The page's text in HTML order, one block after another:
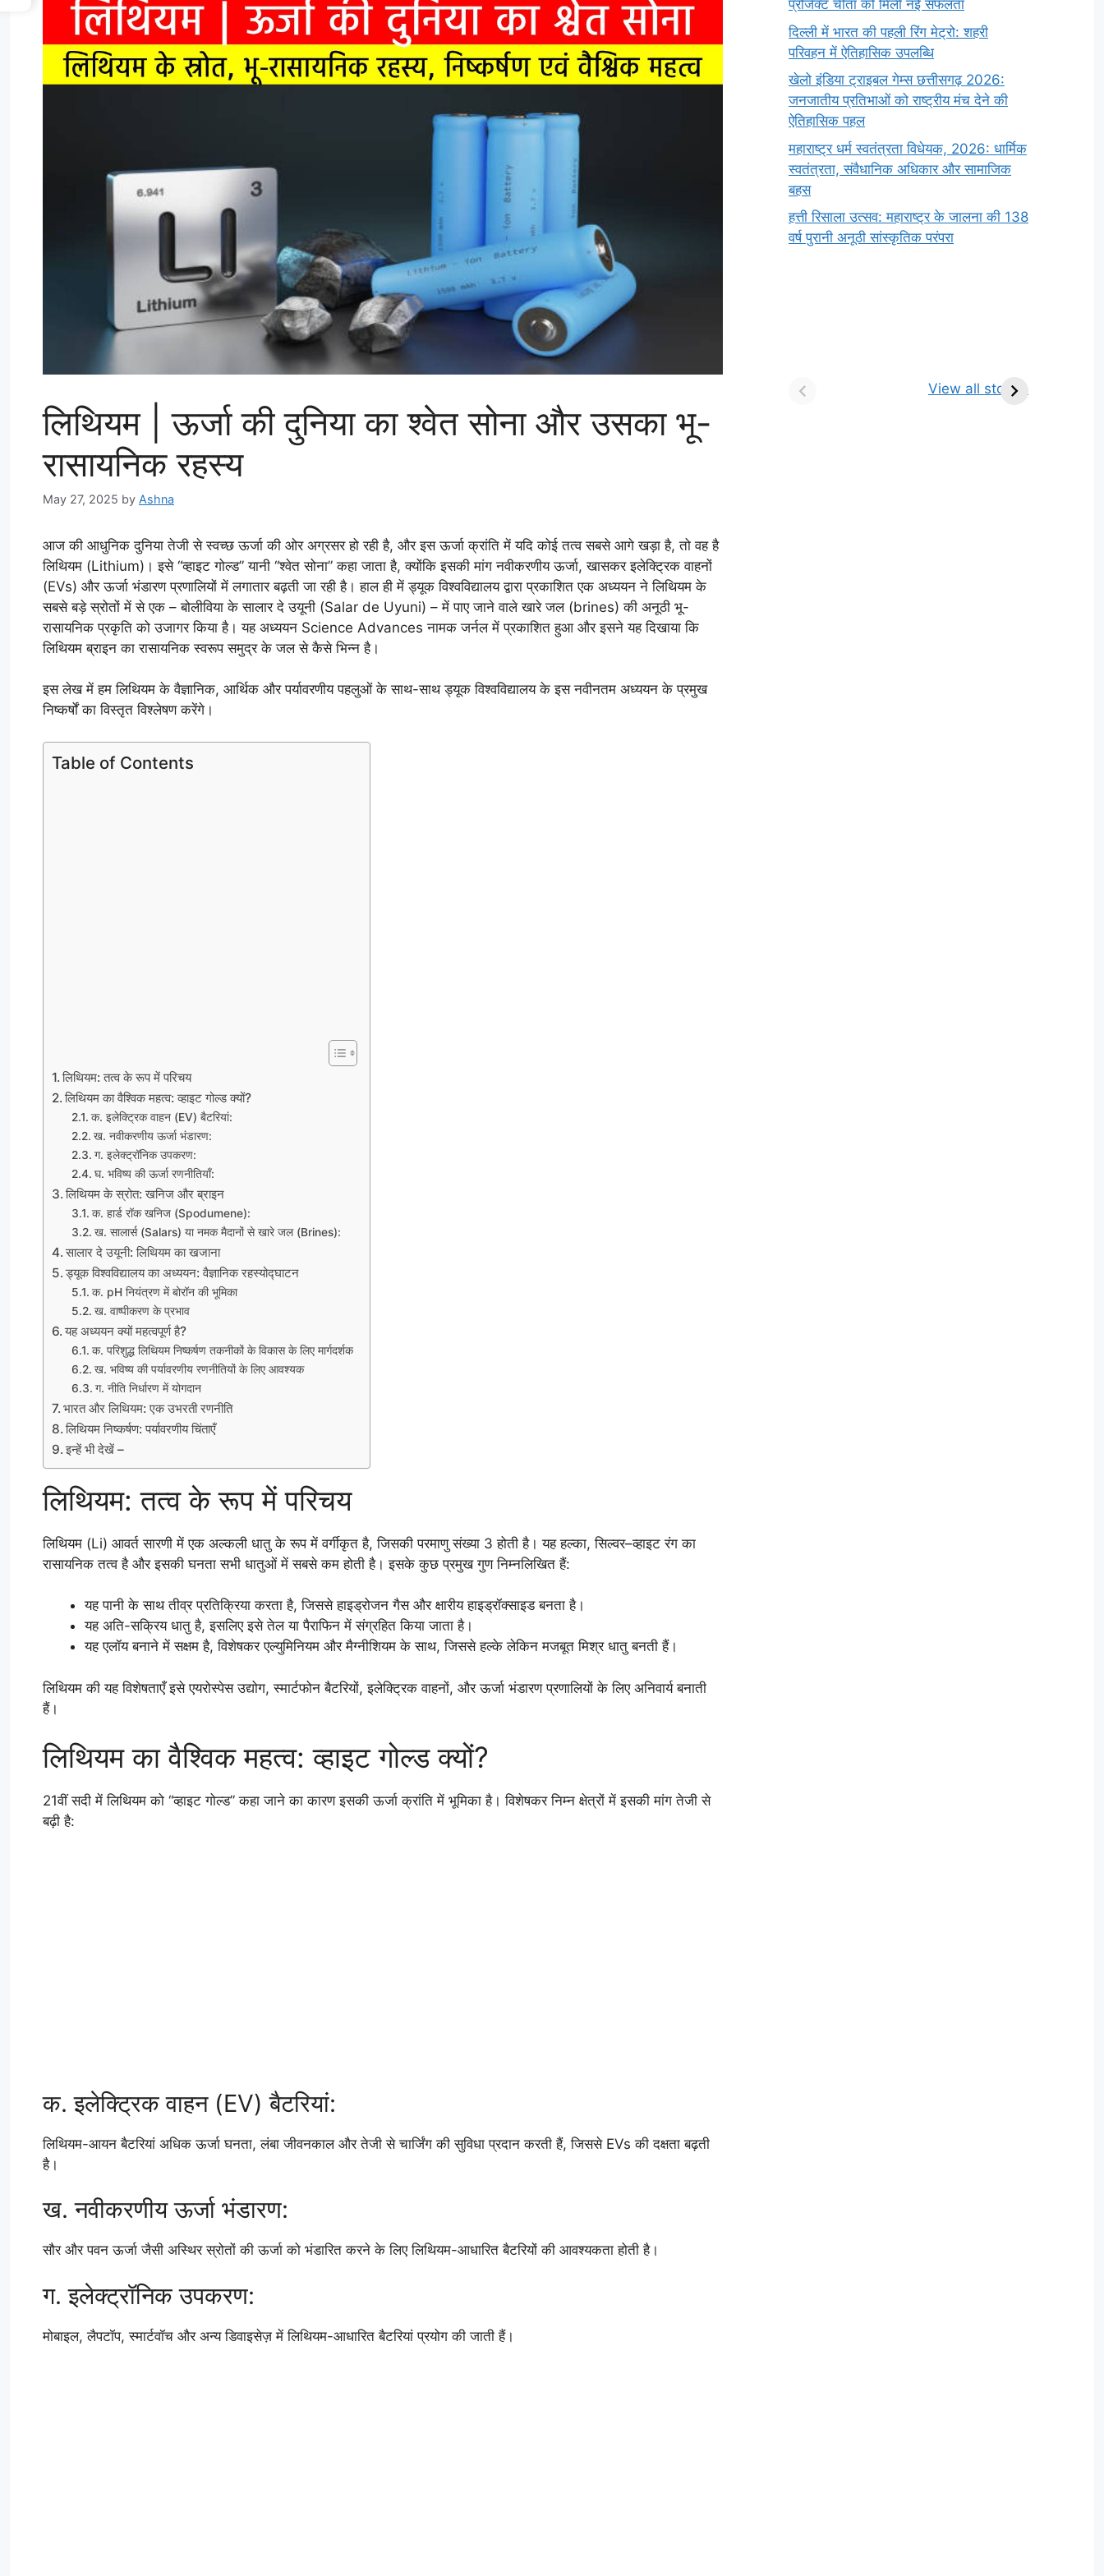
लिथियम | ऊर्जा की दुनिया का श्वेत सोना और उसका भू-
रासायनिक रहस्य
May 27, 2025 by Ashna
आज की आधुनिक दुनिया तेजी से स्वच्छ ऊर्जा की ओर अग्रसर हो रही है, और इस ऊर्जा क्रांति में यदि कोई तत्व सबसे आगे खड़ा है, तो वह है
लिथियम (Lithium)। इसे “व्हाइट गोल्ड” यानी “श्वेत सोना” कहा जाता है, क्योंकि इसकी मांग नवीकरणीय ऊर्जा, खासकर इलेक्ट्रिक वाहनों
(EVs) और ऊर्जा भंडारण प्रणालियों में लगातार बढ़ती जा रही है। हाल ही में ड्यूक विश्वविद्यालय द्वारा प्रकाशित एक अध्ययन ने लिथियम के
सबसे बड़े स्रोतों में से एक – बोलीविया के सालार दे उयूनी (Salar de Uyuni) – में पाए जाने वाले खारे जल (brines) की अनूठी भू-
रासायनिक प्रकृति को उजागर किया है। यह अध्ययन Science Advances नामक जर्नल में प्रकाशित हुआ और इसने यह दिखाया कि
लिथियम ब्राइन का रासायनिक स्वरूप समुद्र के जल से कैसे भिन्न है।
इस लेख में हम लिथियम के वैज्ञानिक, आर्थिक और पर्यावरणीय पहलुओं के साथ-साथ ड्यूक विश्वविद्यालय के इस नवीनतम अध्ययन के प्रमुख
निष्कर्षों का विस्तृत विश्लेषण करेंगे।
Table of Contents
लिथियम: तत्व के रूप में परिचय
लिथियम का वैश्विक महत्व: व्हाइट गोल्ड क्यों?
क. इलेक्ट्रिक वाहन (EV) बैटरियां:
ख. नवीकरणीय ऊर्जा भंडारण:
ग. इलेक्ट्रॉनिक उपकरण:
घ. भविष्य की ऊर्जा रणनीतियाँ:
लिथियम के स्रोत: खनिज और ब्राइन
क. हार्ड रॉक खनिज (Spodumene):
ख. सालार्स (Salars) या नमक मैदानों से खारे जल (Brines):
सालार दे उयूनी: लिथियम का खजाना
ड्यूक विश्वविद्यालय का अध्ययन: वैज्ञानिक रहस्योद्घाटन
क. pH नियंत्रण में बोरॉन की भूमिका
ख. वाष्पीकरण के प्रभाव
यह अध्ययन क्यों महत्वपूर्ण है?
क. परिशुद्ध लिथियम निष्कर्षण तकनीकों के विकास के लिए मार्गदर्शक
ख. भविष्य की पर्यावरणीय रणनीतियों के लिए आवश्यक
ग. नीति निर्धारण में योगदान
भारत और लिथियम: एक उभरती रणनीति
लिथियम निष्कर्षण: पर्यावरणीय चिंताएँ
इन्हें भी देखें –
लिथियम: तत्व के रूप में परिचय
लिथियम (Li) आवर्त सारणी में एक अल्कली धातु के रूप में वर्गीकृत है, जिसकी परमाणु संख्या 3 होती है। यह हल्का, सिल्वर–व्हाइट रंग का
रासायनिक तत्व है और इसकी घनता सभी धातुओं में सबसे कम होती है। इसके कुछ प्रमुख गुण निम्नलिखित हैं:
यह पानी के साथ तीव्र प्रतिक्रिया करता है, जिससे हाइड्रोजन गैस और क्षारीय हाइड्रॉक्साइड बनता है।
यह अति-सक्रिय धातु है, इसलिए इसे तेल या पैराफिन में संग्रहित किया जाता है।
यह एलॉय बनाने में सक्षम है, विशेषकर एल्युमिनियम और मैग्नीशियम के साथ, जिससे हल्के लेकिन मजबूत मिश्र धातु बनती हैं।
लिथियम की यह विशेषताएँ इसे एयरोस्पेस उद्योग, स्मार्टफोन बैटरियों, इलेक्ट्रिक वाहनों, और ऊर्जा भंडारण प्रणालियों के लिए अनिवार्य बनाती
हैं।
लिथियम का वैश्विक महत्व: व्हाइट गोल्ड क्यों?
21वीं सदी में लिथियम को “व्हाइट गोल्ड” कहा जाने का कारण इसकी ऊर्जा क्रांति में भूमिका है। विशेषकर निम्न क्षेत्रों में इसकी मांग तेजी से
बढ़ी है:
क. इलेक्ट्रिक वाहन (EV) बैटरियां:
लिथियम-आयन बैटरियां अधिक ऊर्जा घनता, लंबा जीवनकाल और तेजी से चार्जिंग की सुविधा प्रदान करती हैं, जिससे EVs की दक्षता बढ़ती
है।
ख. नवीकरणीय ऊर्जा भंडारण:
सौर और पवन ऊर्जा जैसी अस्थिर स्रोतों की ऊर्जा को भंडारित करने के लिए लिथियम-आधारित बैटरियों की आवश्यकता होती है।
ग. इलेक्ट्रॉनिक उपकरण:
मोबाइल, लैपटॉप, स्मार्टवॉच और अन्य डिवाइसेज़ में लिथियम-आधारित बैटरियां प्रयोग की जाती हैं।
प्रोजेक्ट चीता को मिली नई सफलता
दिल्ली में भारत की पहली रिंग मेट्रो: शहरी
परिवहन में ऐतिहासिक उपलब्धि
खेलो इंडिया ट्राइबल गेम्स छत्तीसगढ़ 2026:
जनजातीय प्रतिभाओं को राष्ट्रीय मंच देने की
ऐतिहासिक पहल
महाराष्ट्र धर्म स्वतंत्रता विधेयक, 2026: धार्मिक
स्वतंत्रता, संवैधानिक अधिकार और सामाजिक
बहस
हत्ती रिसाला उत्सव: महाराष्ट्र के जालना की 138
वर्ष पुरानी अनूठी सांस्कृतिक परंपरा
View all stories
किसे कहते है? परिभाषा,
ज्योतिर्लिंग | नाम, स्थान एवं